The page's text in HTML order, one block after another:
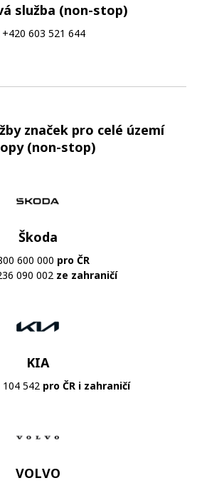
služba (non-stop)
603 521 644
značek pro celé území
(non-stop)
Škoda
600 000 pro ČR
090 002 ze zahraničí
KIA
104 542 pro ČR i zahraničí
VOLVO